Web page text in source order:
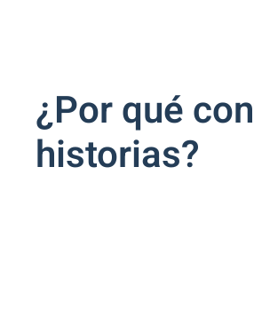
¿Por qué
historias?